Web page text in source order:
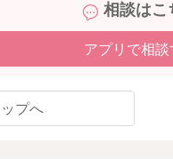
相談はこ
アプリで相談
プへ